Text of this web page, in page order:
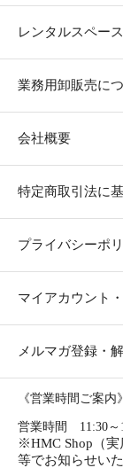
レンタルスペー
業務用卸販売に
会社概要
特定商取引法に
プライバシーポ
マイアカウント
メルマガ登録・
《営業時間ご案内》
営業時間 11:30～
※HMC Shop（実
等でお知らせいた